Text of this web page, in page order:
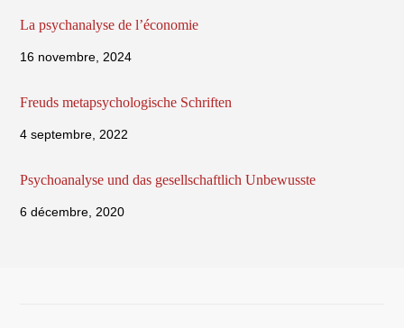
La psychanalyse de l’économie
16 novembre, 2024
Freuds metapsychologische Schriften
4 septembre, 2022
Psychoanalyse und das gesellschaftlich Unbewusste
6 décembre, 2020